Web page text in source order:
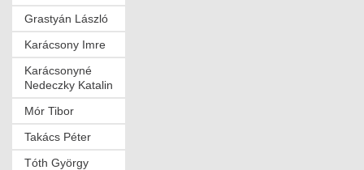
Grastyán László
Karácsony Imre
Karácsonyné
Nedeczky Katalin
Mór Tibor
Takács Péter
Tóth György